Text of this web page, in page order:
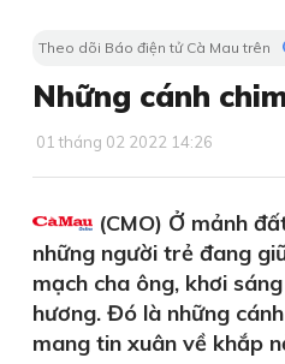
Theo dõi Báo điện tử Cà Mau trên
Những cánh
01 tháng 02 2022 14:26
(CMO) Ở mảnh
những người trẻ đang
mạch cha ông, khơi
hương. Đó là những
mang tin xuân về khắp